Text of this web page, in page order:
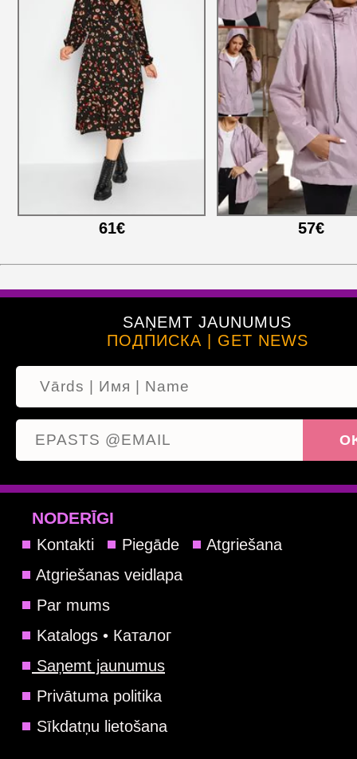
61€ 57€
SAŅEMT JAUNUMUS
ПОДПИСКА | GET NEWS
NODERĪGI
Kontakti Piegāde
Atgriešana
Atgriešanas veidlapa
Par mums
Katalogs • Каталог
Saņemt jaunumus
Privātuma politika
Sīkdatņu lietošana